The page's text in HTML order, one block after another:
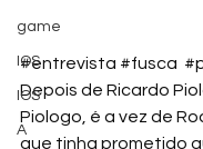
game
IOS
IOS
A
#entrevista #fusca
Depois de Ricardo
Piologo, é a vez de
que tinha prometido